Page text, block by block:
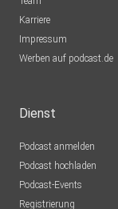
Karriere
Impressum
Werben auf podcast.de
Dienst
Podcast anmelden
Podcast hochladen
Podcast-Events
Registrierung